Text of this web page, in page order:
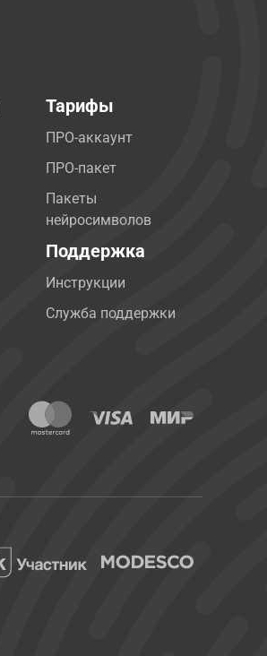
Тарифы
ПРО-аккаунт
ПРО-пакет
Пакеты
нейросимволов
Поддержка
Инструкции
Служба поддержки